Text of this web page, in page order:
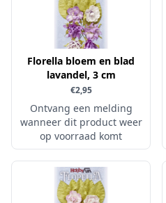
Little Birdie
Maja Design
Marianne Design
Marij Rahder
Memento
Mintay
Morgana Fantasy
Nellie Snellen
Nellie's Choice
Florella bloem en blad
lavandel, 3 cm
€2,95
Ontvang een melding
wanneer dit product weer
op voorraad komt